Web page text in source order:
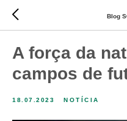
Blog
A força da
campos de
18.07.2023 NOTÍCIA